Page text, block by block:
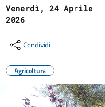
Venerdì, 24 Aprile
2026
Condividi
Agricoltura